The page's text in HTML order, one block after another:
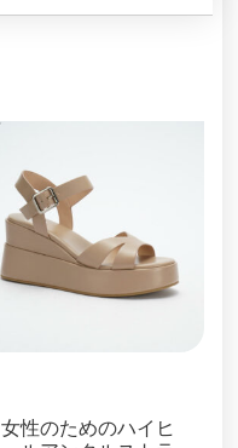
女性のためのハイヒ